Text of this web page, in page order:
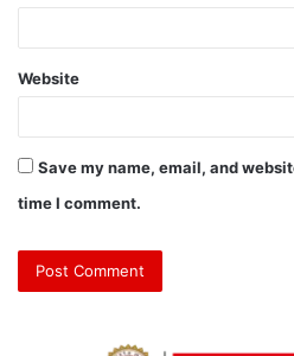
Website
Save my name, email, and
time I comment.